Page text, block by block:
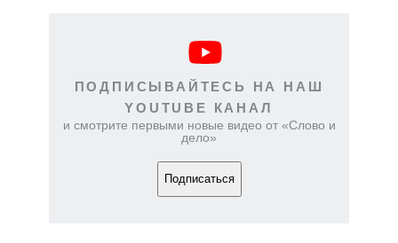
ПОДПИСЫВАЙТЕСЬ НА НАШ
YOUTUBE КАНАЛ
и смотрите первыми новые видео от «Слово и
дело»
Подписаться